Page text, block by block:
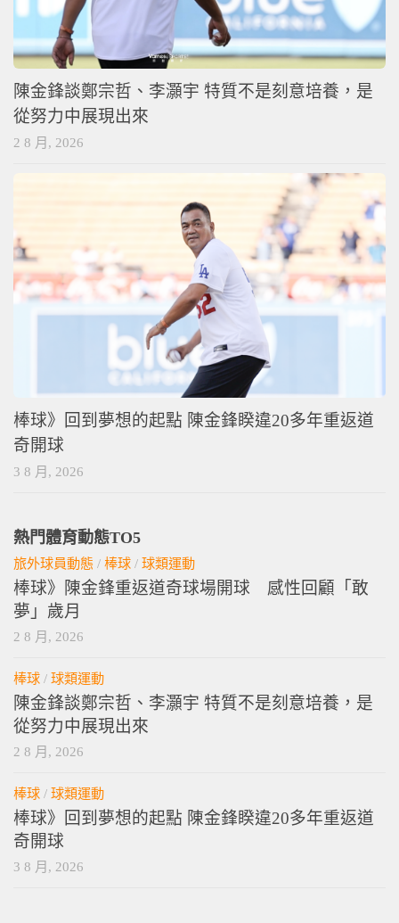
陳金鋒談鄭宗哲、李灝宇 特質不是刻意培養，是
從努力中展現出來
2 8 月, 2026
棒球》回到夢想的起點 陳金鋒睽違20多年重返道
奇開球
3 8 月, 2026
熱門體育動態TO5
旅外球員動態 / 棒球 / 球類運動
棒球》陳金鋒重返道奇球場開球 感性回顧「敢
夢」歲月
2 8 月, 2026
棒球 / 球類運動
陳金鋒談鄭宗哲、李灝宇 特質不是刻意培養，是
從努力中展現出來
2 8 月, 2026
棒球 / 球類運動
棒球》回到夢想的起點 陳金鋒睽違20多年重返道
奇開球
3 8 月, 2026